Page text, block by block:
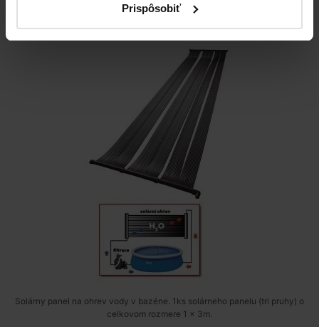
Prispôsobiť
Solárny ohrev vody k bazénom 3m2
Solárny panel na ohrev vody v bazéne. 1ks solárneho panelu (tri pruhy) o
celkovom rozmere 1 x 3m.